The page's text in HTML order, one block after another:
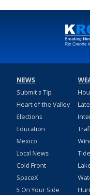
NEWS
Submit a Tip
Heart of the Valley
Elections
Education
Mexico
Local News
Cold Front
SpaceX
5 On Your Side